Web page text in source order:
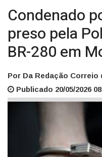
Condenado
preso pela
BR-280 em
Por Da Redação Correio
Publicado 20/05/2026